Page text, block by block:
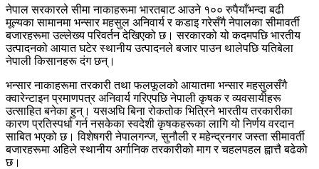
नेपाल सरकारले सीमा नाकाहरूमा भारतबाट आउने १०० रुपैयाँभन्दा बढी
मूल्यका सामानमा भन्सार महसुल अनिवार्य र कडाइ गरेसँगै नेपालका सीमावर्ती
बजारहरूमा उल्लेख्य परिवर्तन देखिएको छ। सरकारको यो कदमपछि भारतीय
उत्पादनको आयात घटेर स्थानीय उत्पादनले बजार पाउन थालेपछि यतिबेला
नेपाली किसानहरू दंग छन्।
भन्सार नाकाहरूमा तरकारी तथा फलफूलको आयातमा भन्सार महसुलसँगै
क्वारेन्टाइन प्रमाणपत्र अनिवार्य गरिएपछि नेपाली कृषक र व्यवसायीहरू
उत्साहित बनेका हुन्। यसअघि बिना रोकतोक भित्रिने भारतीय तरकारीका
कारण प्रतिस्पर्धा गर्न नसकेका स्वदेशी कृषकहरूका लागि यो निर्णय वरदान
साबित भएको छ। विशेषगरी नेपालगन्ज, सुनौली र महेन्द्रनगर जस्ता सीमावर्ती
बजारहरूमा अहिले स्थानीय अर्गानिक तरकारीको माग र चहलपहल ह्वात्तै बढेको
छ।